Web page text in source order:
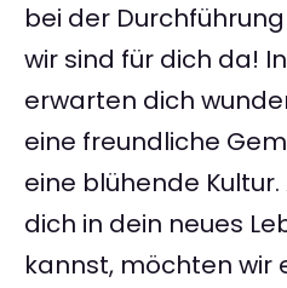
bei der
wir sind für dich da!
erwarten dich
eine freundliche
eine blühende
dich in dein neues
kannst, möchten wir